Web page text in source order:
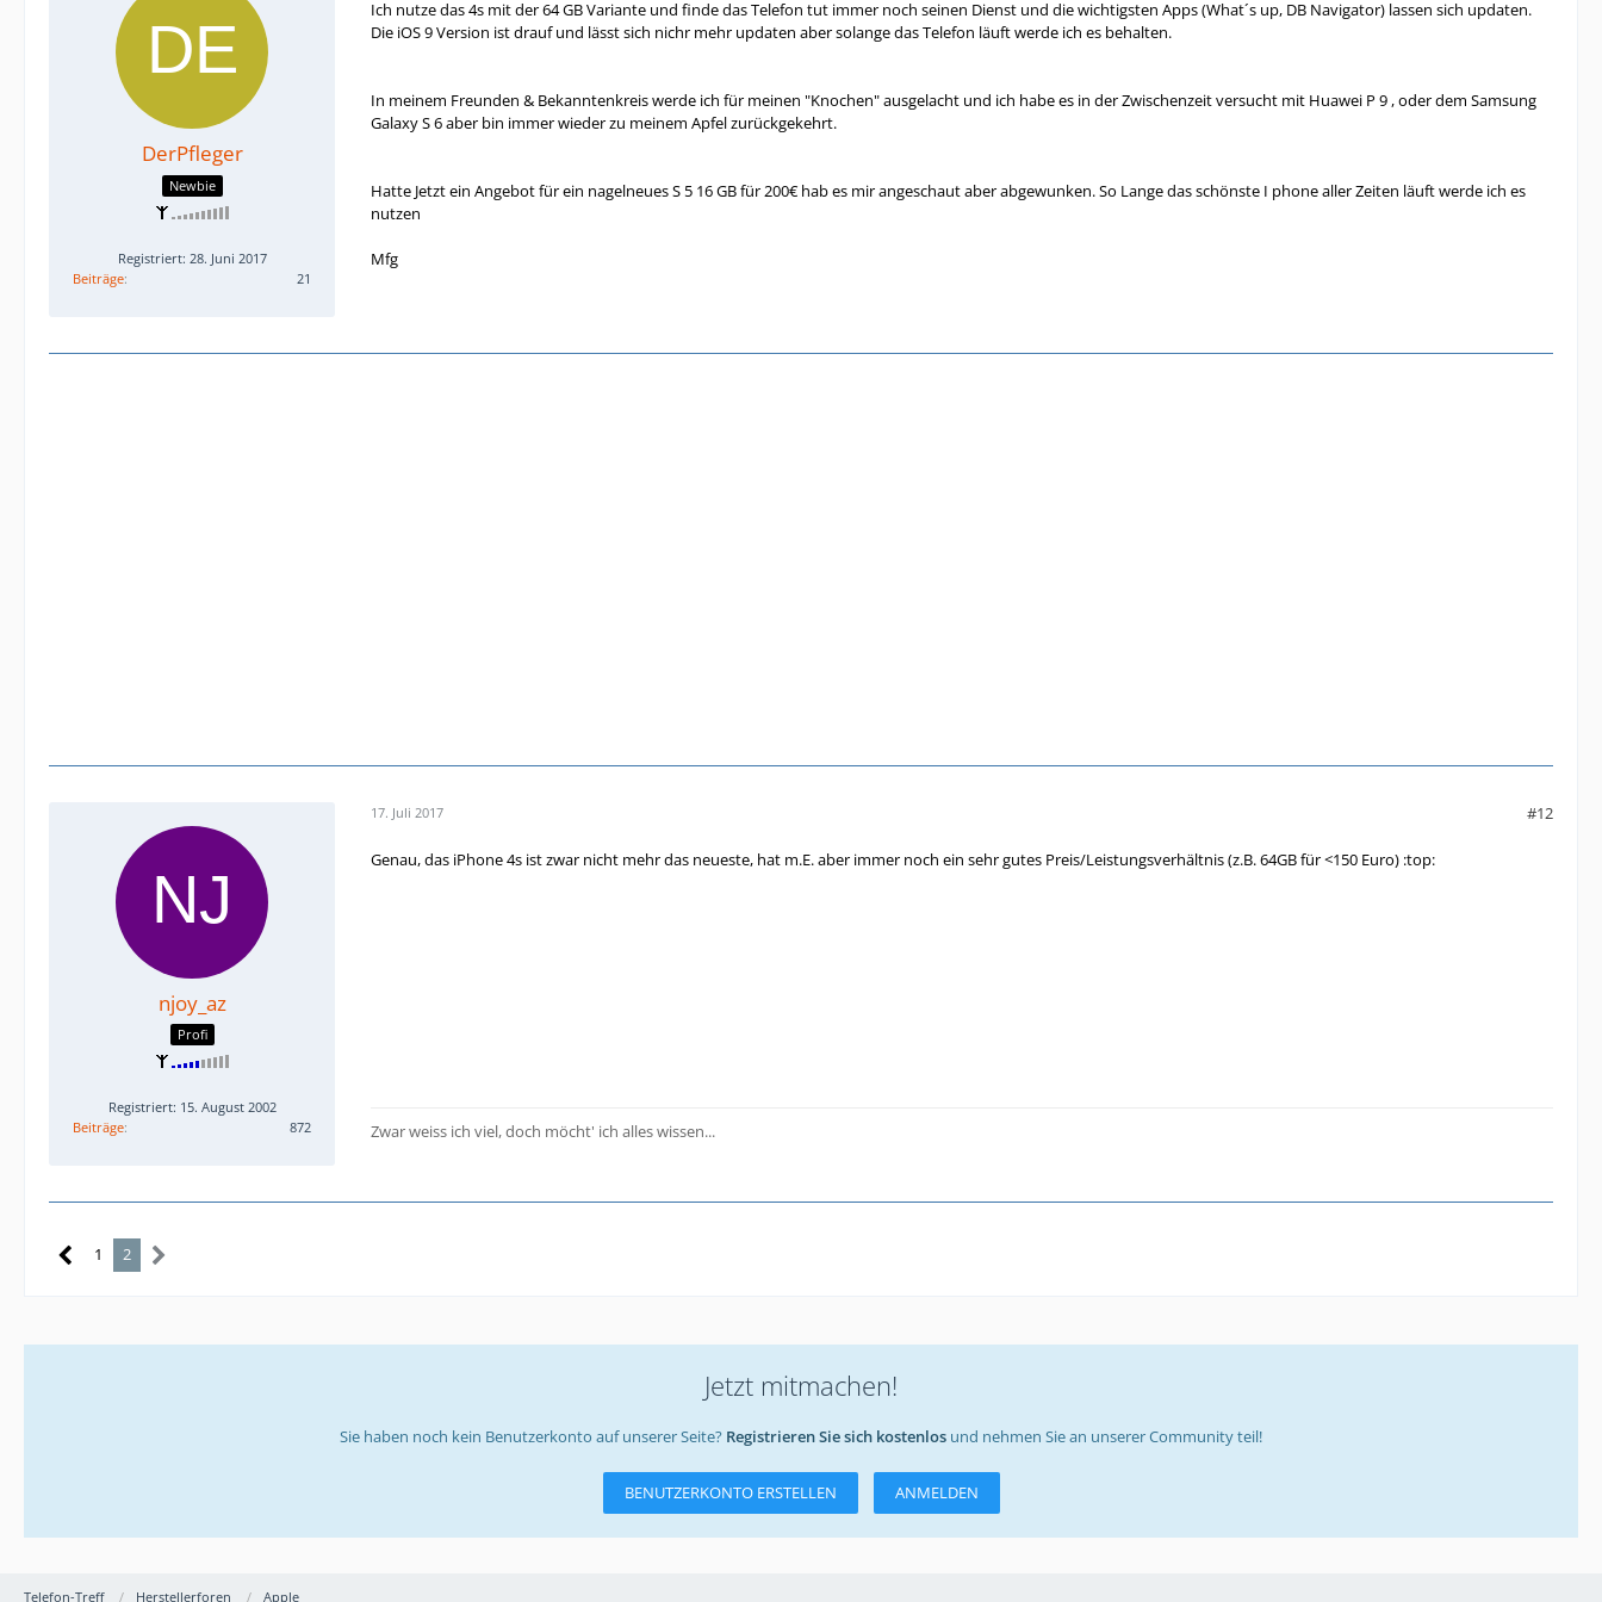
Telefon-Treff Herstellerforen Apple
DerPfleger
Newbie
Registriert: 28. Juni 2017
Beiträge
21
Ich nutze das 4s mit der 64 GB Variante und finde das Telefon tut immer noch seinen Dienst und die wichtigsten Apps (What´s up, DB Navigator) lassen sich updaten.
Die iOS 9 Version ist drauf und lässt sich nichr mehr updaten aber solange das Telefon läuft werde ich es behalten.
In meinem Freunden & Bekanntenkreis werde ich für meinen "Knochen" ausgelacht und ich habe es in der Zwischenzeit versucht mit Huawei P 9 , oder dem Samsung
Galaxy S 6 aber bin immer wieder zu meinem Apfel zurückgekehrt.
Hatte Jetzt ein Angebot für ein nagelneues S 5 16 GB für 200€ hab es mir angeschaut aber abgewunken. So Lange das schönste I phone aller Zeiten läuft werde ich es
nutzen
Mfg
njoy_az
Profi
Registriert: 15. August 2002
Beiträge
872
17. Juli 2017 #12
Genau, das iPhone 4s ist zwar nicht mehr das neueste, hat m.E. aber immer noch ein sehr gutes Preis/Leistungsverhältnis (z.B. 64GB für <150 Euro) :top:
Zwar weiss ich viel, doch möcht' ich alles wissen...
1 2
Jetzt mitmachen!
Sie haben noch kein Benutzerkonto auf unserer Seite? Registrieren Sie sich kostenlos und nehmen Sie an unserer Community teil!
BENUTZERKONTO ERSTELLEN ANMELDEN